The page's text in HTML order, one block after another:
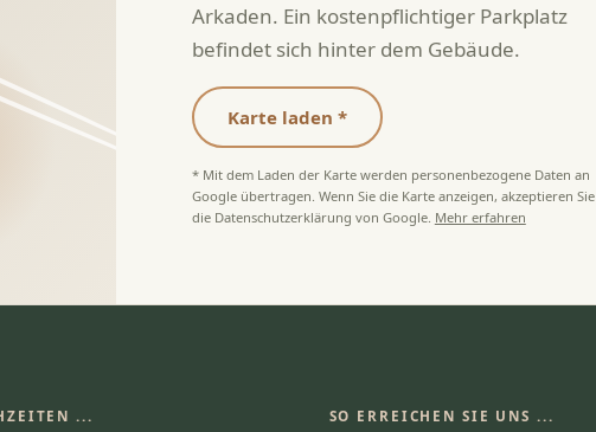
Arkaden. Ein kostenpflichtiger Parkplatz
befindet sich hinter dem Gebäude.
Karte laden *
* Mit dem Laden der Karte werden personenbezogene Daten an
Google übertragen. Wenn Sie die Karte anzeigen, akzeptieren Sie
die Datenschutzerklärung von Google. Mehr erfahren
... SO ERREICHEN SIE UNS ...